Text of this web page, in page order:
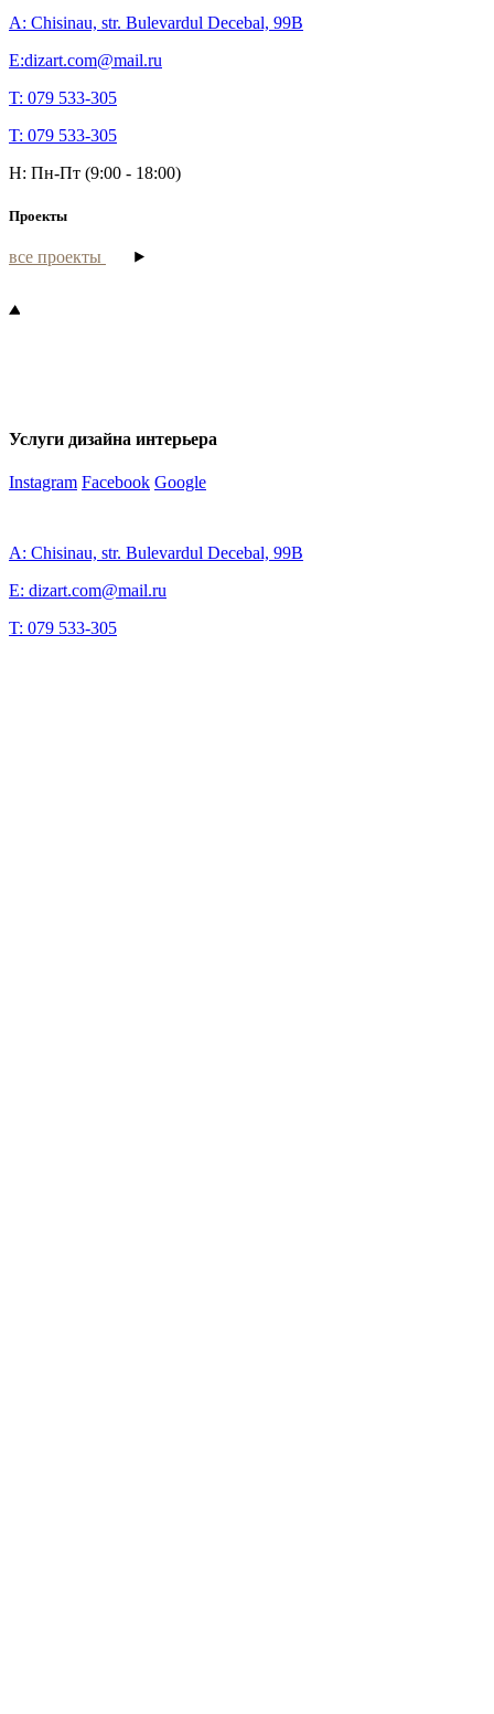
A: Chisinau, str. Bulevardul Decebal, 99B
E:dizart.com@mail.ru
T: 079 533-305
T: 079 533-305
H: Пн-Пт (9:00 - 18:00)
Проекты
все проекты
Услуги дизайна интерьера
Instagram Facebook Google
A: Chisinau, str. Bulevardul Decebal, 99B
E: dizart.com@mail.ru
T: 079 533-305